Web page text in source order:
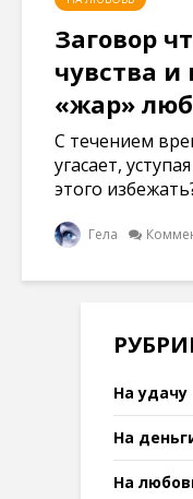
Заговор
чувства и
«жар»
С течением
угасает,
этого
Гела
На удачу
На
На